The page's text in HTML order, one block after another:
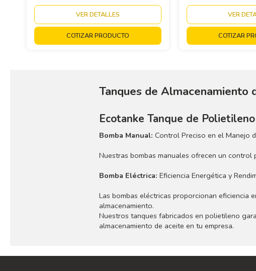
VER DETALLES
COTIZAR PRODUCTO
VER
COTIZAR
Tanques de
Ecotanke Tanque de
Bomba Manual: Control Preciso en el Manejo
Nuestras bombas manuales ofrecen un
Bomba Eléctrica: Eficiencia Energética y
Las bombas eléctricas proporcionan eficiencia
almacenamiento.
Nuestros tanques fabricados en polietileno
almacenamiento de aceite en tu empresa.